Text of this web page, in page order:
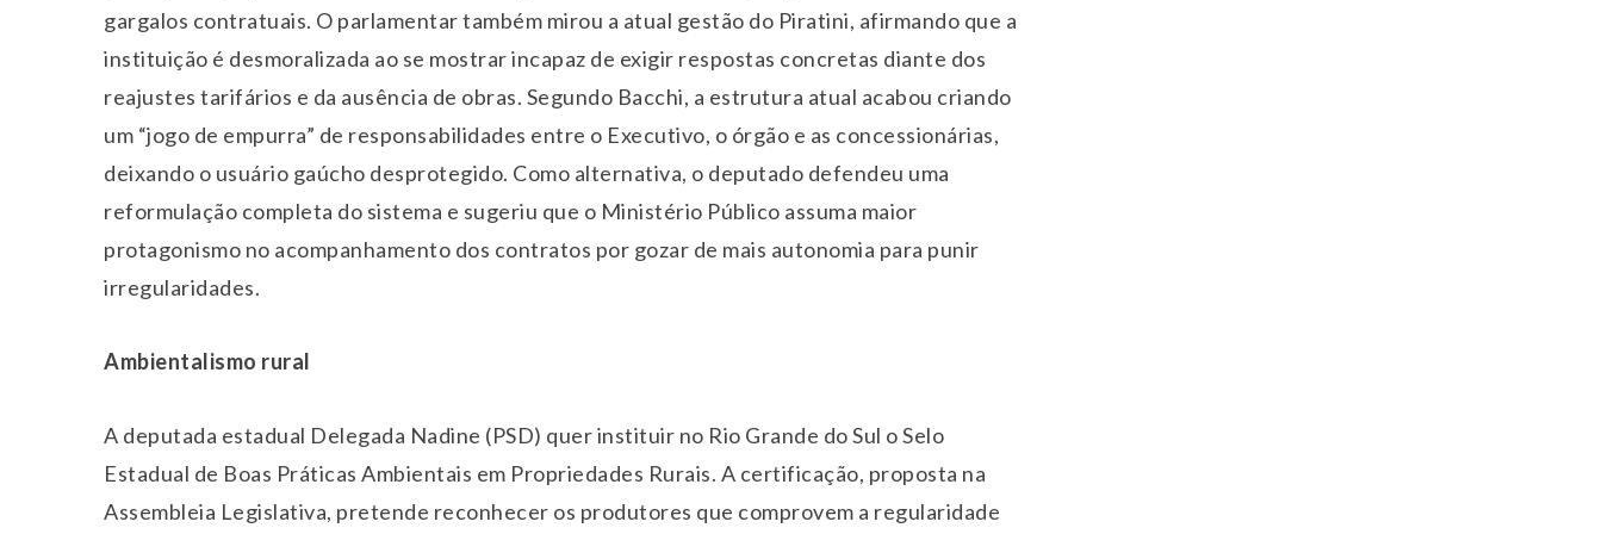
gargalos contratuais. O parlamentar também mirou a atual gestão do Piratini, afirmando que a
instituição é desmoralizada ao se mostrar incapaz de exigir respostas concretas diante dos
reajustes tarifários e da ausência de obras. Segundo Bacchi, a estrutura atual acabou criando
um “jogo de empurra” de responsabilidades entre o Executivo, o órgão e as concessionárias,
deixando o usuário gaúcho desprotegido. Como alternativa, o deputado defendeu uma
reformulação completa do sistema e sugeriu que o Ministério Público assuma maior
protagonismo no acompanhamento dos contratos por gozar de mais autonomia para punir
irregularidades.
Ambientalismo rural
A deputada estadual Delegada Nadine (PSD) quer instituir no Rio Grande do Sul o Selo
Estadual de Boas Práticas Ambientais em Propriedades Rurais. A certificação, proposta na
Assembleia Legislativa, pretende reconhecer os produtores que comprovem a regularidade